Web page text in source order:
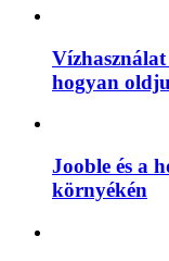
hogyan
Jooble és a
környékén